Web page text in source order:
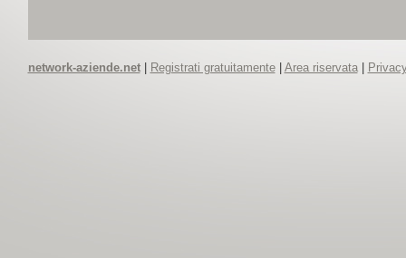
network-aziende.net| Registrati gratuitamente| Area riservata|